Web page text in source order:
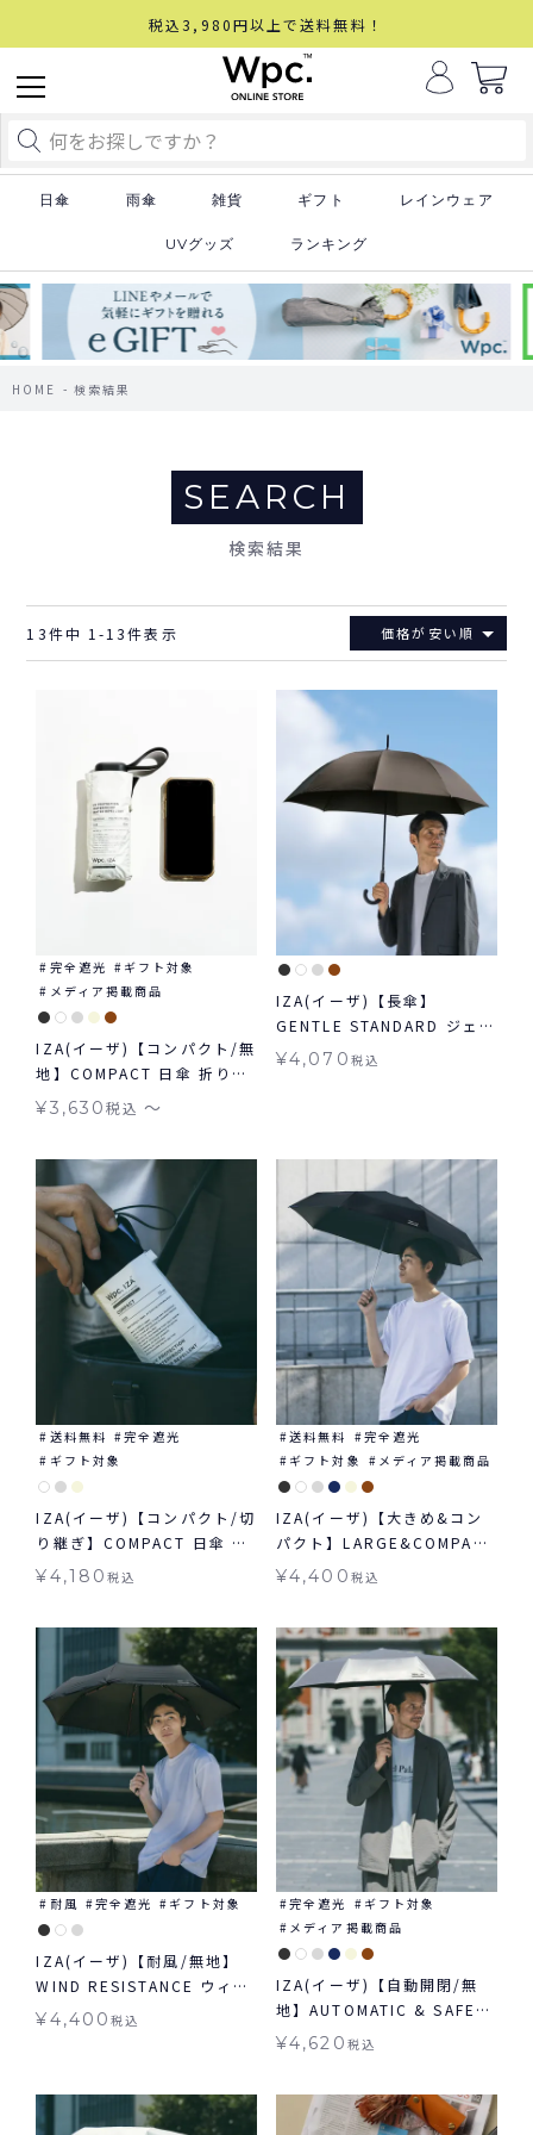
税込3,980円以上で送料無料！
日傘 雨傘 雑貨 ギフト レインウェア
UVグッズ ランキング
HOME 検索結果
SEARCH
検索結果
価格が安い順
13件中 1-13件表示
完全遮光
ギフト対象
メディア掲載商品
IZA(イーザ)【コンパクト/無
地】COMPACT 日傘 折りた
たみ ギフト対象 晴雨兼用
¥3,630税込 〜
IZA(イーザ)【長傘】
GENTLE STANDARD ジェン
トルスタンダード 日傘 長傘
¥4,070 税込
送料無料
完全遮光
ギフト対象
IZA(イーザ)【コンパクト/切
り継ぎ】COMPACT 日傘 折
りたたみ ギフト対象 晴雨兼
¥4,180税込
送料無料
完全遮光
ギフト対象
メディア掲載商品
IZA(イーザ)【大きめ&コン
パクト】LARGE&COMPACT
ラージ＆コンパクト日傘 折
¥4,400 税込
耐風 完全遮光 ギフト対象
IZA(イーザ)【耐風/無地】
WIND RESISTANCE ウィン
ドレジスタンス 日傘 折りた
¥4,400税込
完全遮光
ギフト対象
メディア掲載商品
IZA(イーザ)【自動開閉/無
地】AUTOMATIC & SAFE
オートマティック＆セーフ
¥4,620 税込